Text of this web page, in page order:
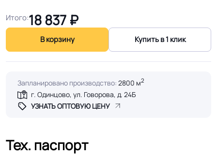
Итого:18 837 ₽
В корзину Купить в 1 клик
Запланировано производство: 2800 м2
г. Одинцово, ул. Говорова, д. 24Б
УЗНАТЬ ОПТОВУЮ ЦЕНУ
Тех. паспорт